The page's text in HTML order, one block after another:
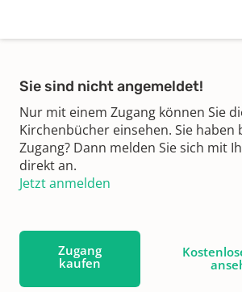
Sie sind nicht angemeldet!
Nur mit einem Zugang können Sie
Kirchenbücher einsehen. Sie haben
Zugang? Dann melden Sie sich mit
direkt an.
Jetzt anmelden
Zugang
kaufen